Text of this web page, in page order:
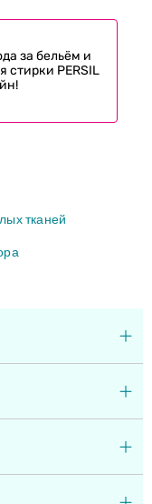
за бельём и
стирки PERSIL
тканей